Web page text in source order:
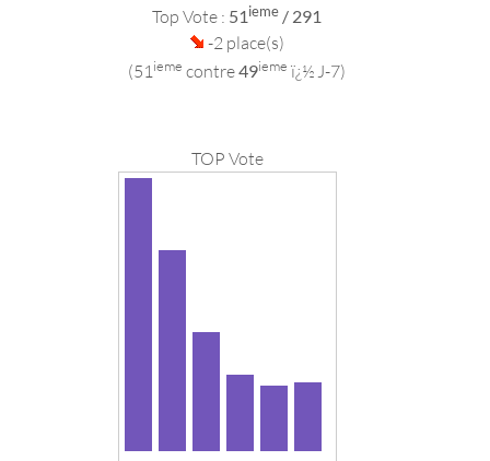
Top Vote : 51ieme/ 291
-2 place(s)
(51 ieme contre49ieme ï¿½ J-7)
TOP Vote